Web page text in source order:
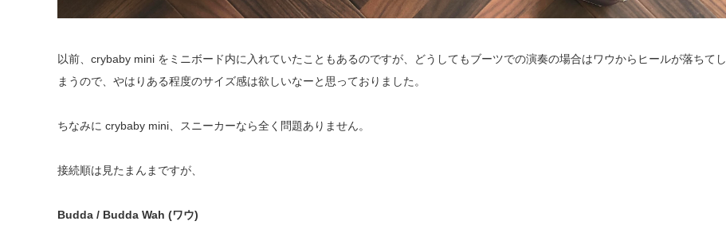
以前、crybaby mini をミニボード内に入れていたこともあるのですが、どうしてもブーツでの演奏の場合はワウからヒールが落ちてし
まうので、やはりある程度のサイズ感は欲しいなーと思っておりました。
ちなみに crybaby mini、スニーカーなら全く問題ありません。
接続順は見たまんまですが、
Budda / Budda Wah (ワウ)